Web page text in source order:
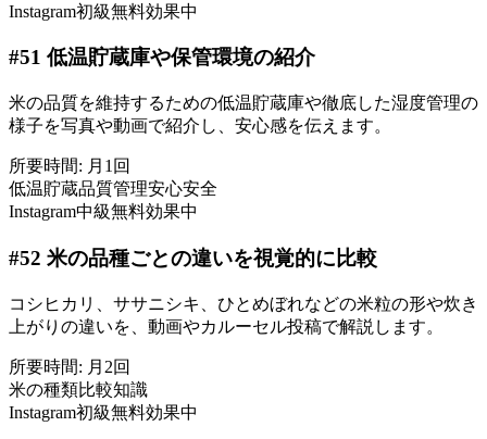
Instagram初級無料効果中
#51 低温貯蔵庫や保管環境の紹介
米の品質を維持するための低温貯蔵庫や徹底した湿度管理の
様子を写真や動画で紹介し、安心感を伝えます。
所要時間: 月1回
低温貯蔵品質管理安心安全
Instagram中級無料効果中
#52 米の品種ごとの違いを視覚的に比較
コシヒカリ、ササニシキ、ひとめぼれなどの米粒の形や炊き
上がりの違いを、動画やカルーセル投稿で解説します。
所要時間: 月2回
米の種類比較知識
Instagram初級無料効果中